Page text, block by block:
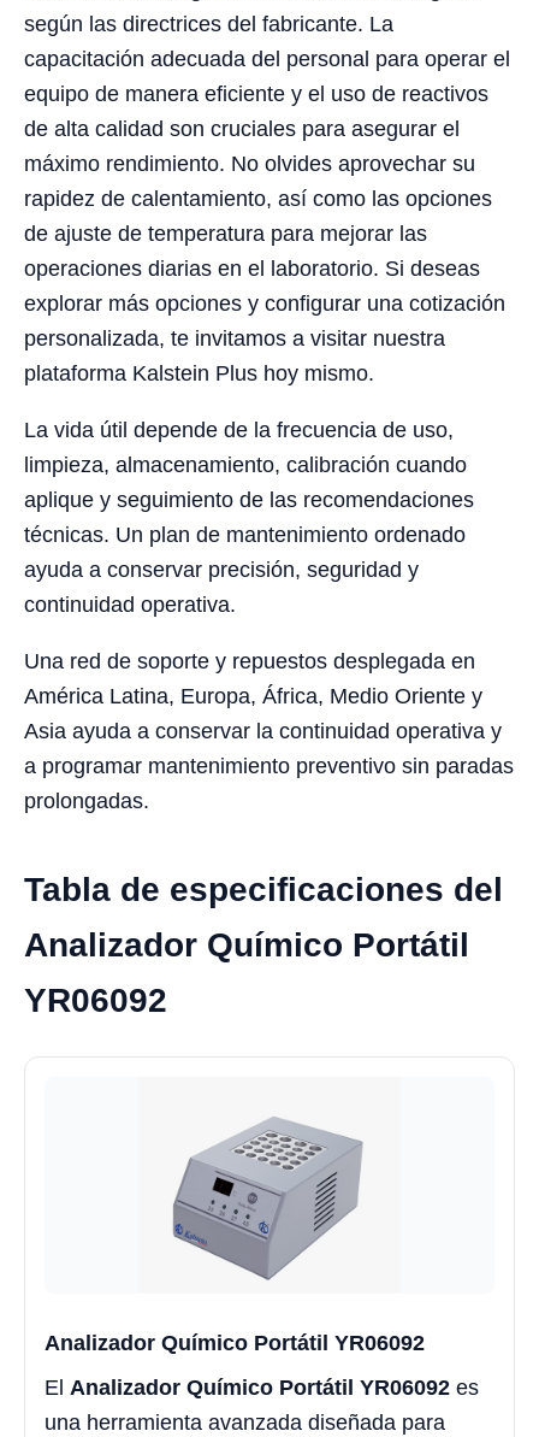
según las directrices del fabricante. La
capacitación adecuada del personal para operar el
equipo de manera eficiente y el uso de reactivos
de alta calidad son cruciales para asegurar el
máximo rendimiento. No olvides aprovechar su
rapidez de calentamiento, así como las opciones
de ajuste de temperatura para mejorar las
operaciones diarias en el laboratorio. Si deseas
explorar más opciones y configurar una cotización
personalizada, te invitamos a visitar nuestra
plataforma Kalstein Plus hoy mismo.
La vida útil depende de la frecuencia de uso,
limpieza, almacenamiento, calibración cuando
aplique y seguimiento de las recomendaciones
técnicas. Un plan de mantenimiento ordenado
ayuda a conservar precisión, seguridad y
continuidad operativa.
Una red de soporte y repuestos desplegada en
América Latina, Europa, África, Medio Oriente y
Asia ayuda a conservar la continuidad operativa y
a programar mantenimiento preventivo sin paradas
prolongadas.
Tabla de especificaciones del
Analizador Químico Portátil
YR06092
Analizador Químico Portátil YR06092
El Analizador Químico Portátil YR06092 es
una herramienta avanzada diseñada para